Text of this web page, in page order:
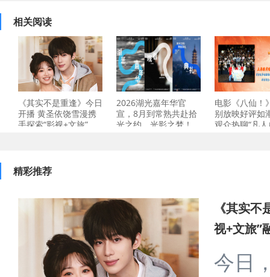
相关阅读
《其实不是重逢》今日
开播 黄圣依饶雪漫携
手探索“影视+文旅”
2026湖光嘉年华官
宣，8月到常熟共赴拾
光之约、光影之梦！
电影《八仙！
别放映好评如
观众热聊“凡人
精彩推荐
《其实
视+文旅”
今日